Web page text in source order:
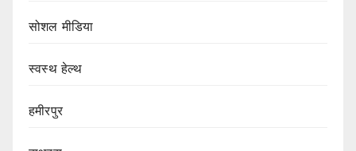
सोशल मीडिया
स्वस्थ हेल्थ
हमीरपुर